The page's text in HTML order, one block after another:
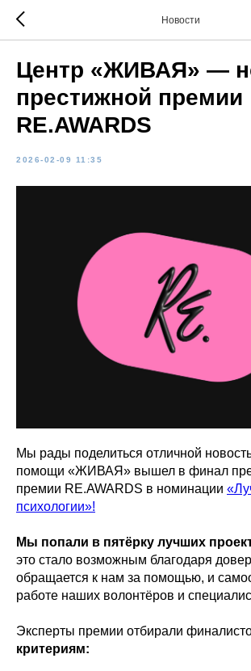
Новости
Центр «ЖИВАЯ» —
престижной премии
RE.AWARDS
2026-02-09 11:35
Мы рады поделиться отличной
помощи «ЖИВАЯ» вышел в финал
премии RE.AWARDS в номинации
психологии»!
Мы попали в пятёрку лучших
это стало возможным благодаря
обращается к нам за помощью, и
работе наших волонтёров и
Эксперты премии отбирали
критериям: